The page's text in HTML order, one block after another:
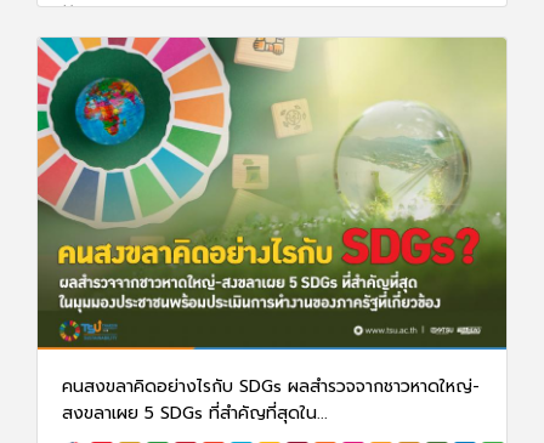
คนสงขลาคิดอย่างไรกับ SDGs ผลสำรวจจากชาวหาดใหญ่-
สงขลาเผย 5 SDGs ที่สำคัญที่สุดใน...